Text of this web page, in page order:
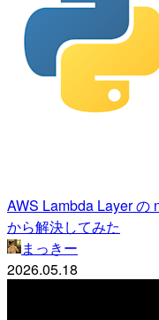
AWS Lambda Layer の
から解決してみた
まっきー
2026.05.18